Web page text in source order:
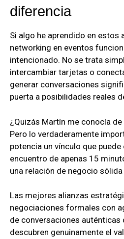
diferencia
Si algo he aprendido en estos
networking en eventos
intencionado. No se trata
intercambiar tarjetas o
generar conversaciones
puerta a posibilidades reales
¿Quizás Martín me conocía de
Pero lo verdaderamente
potencia un vínculo que
encuentro de apenas 15
una relación de negocio
Las mejores alianzas
negociaciones formales con
de conversaciones auténticas
descubren genuinamente el